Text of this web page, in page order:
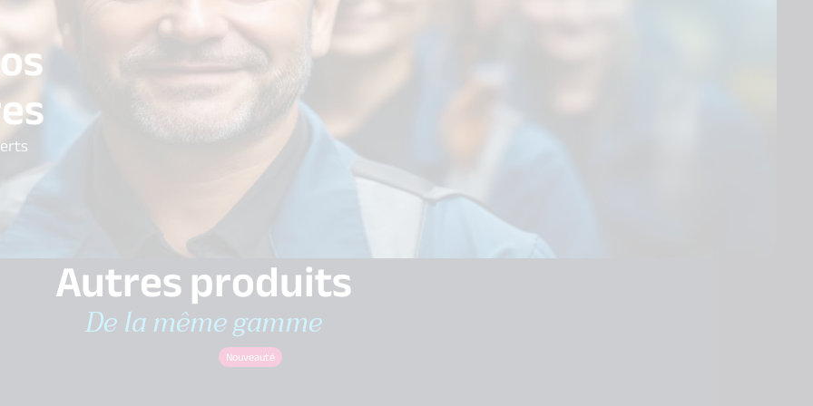
Autres produits
De la même gamme
Nouveauté